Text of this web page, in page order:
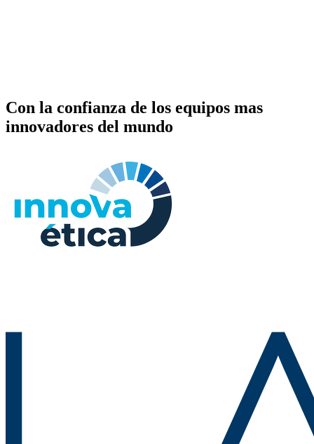
Con la confianza de los equipos mas
innovadores del mundo